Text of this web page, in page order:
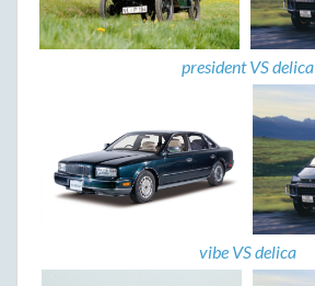
president VS delica
vibe VS delica